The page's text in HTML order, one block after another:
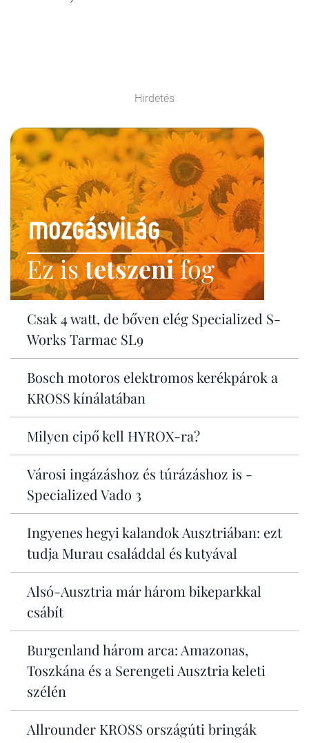
Hirdetés
Ez istetszenifog
Csak 4 watt, de bőven elég Specialized S-
Works Tarmac SL9
Bosch motoros elektromos kerékpárok a
KROSS kínálatában
Milyen cipő kell HYROX-ra?
Városi ingázáshoz és túrázáshoz is -
Specialized Vado 3
Ingyenes hegyi kalandok Ausztriában: ezt
tudja Murau családdal és kutyával
Alsó-Ausztria már három bikeparkkal
csábít
Burgenland három arca: Amazonas,
Toszkána és a Serengeti Ausztria keleti
szélén
Allrounder KROSS országúti bringák